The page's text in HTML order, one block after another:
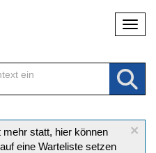
×
statt, hier können
eine Warteliste setzen